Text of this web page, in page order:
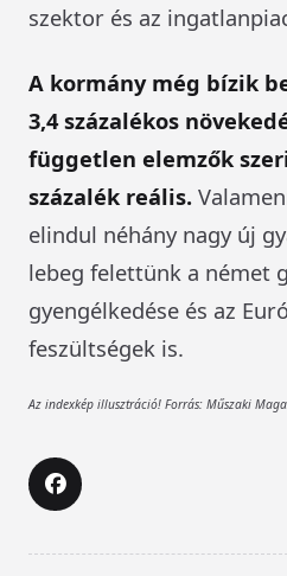
szektor és az
A kormány még bízik
3,4 százalékos
független elemzők
százalék reális.
elindul néhány nagy új
lebeg felettünk a német
gyengélkedése és az
feszültségek is.
Az indexkép illusztráció! Forrás: Műszaki